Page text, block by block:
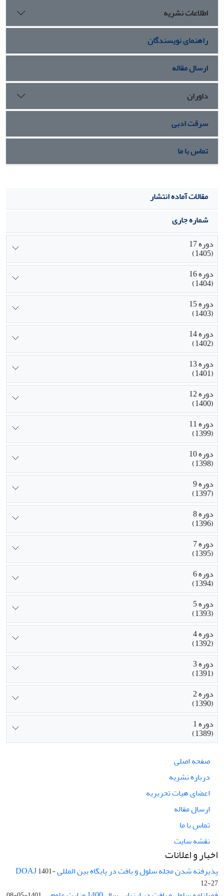
متصل شده و مهاجرت می کنند.
نشان داد که داربست‌های نانوالیاف PCL الکتروریسی شده برای
کاشت، اتصال و تکثیر hADSCs مناسب می‫باشد.
اطلاعات نشریه
راهنمای نویسندگان
ارسال مقاله
داوران
سرقت ادبی
تماس با ما
مقالات آماده انتشار
شماره جاری
دوره 17
(1405)
دوره 16
(1404)
دوره 15
(1403)
دوره 14
(1402)
دوره 13
(1401)
دوره 12
(1400)
دوره 11
(1399)
دوره 10
(1398)
دوره 9
(1397)
دوره 8
(1396)
دوره 7
(1395)
دوره 6
(1394)
دوره 5
(1393)
دوره 4
(1392)
دوره 3
(1391)
دوره 2
(1390)
دوره 1
(1389)
صفحه اصلی
درباره نشریه
اعضای هیات تحریریه
ارسال مقاله
تماس با ما
نقشه سایت
اخبار و اعلانات
پذیرفته شدن مجله سلول و بافت در پایگاه بین المللی DOAJ1401-
12-27